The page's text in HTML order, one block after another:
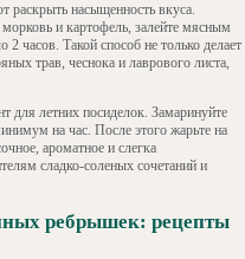
раскрыть насыщенность вкуса.
и картофель, залейте мясным
часов. Такой способ не только делает
трав, чеснока и лаврового листа,
для летних посиделок. Замаринуйте
на час. После этого жарьте на
ароматное и слегка
сладко-соленых сочетаний и
ребрышек: рецепты